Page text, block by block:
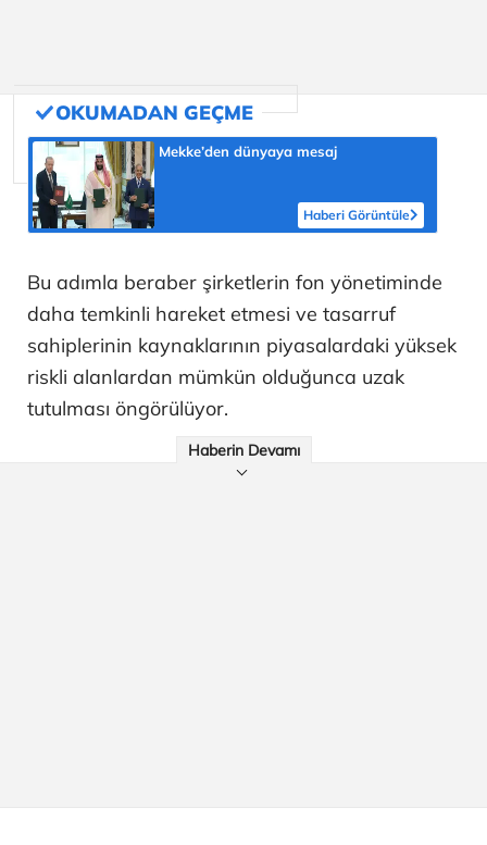
Mekke’den dünyaya mesaj
Haberi Görüntüle
Bu adımla beraber şirketlerin fon yönetiminde
daha temkinli hareket etmesi ve tasarruf
sahiplerinin kaynaklarının piyasalardaki yüksek
riskli alanlardan mümkün olduğunca uzak
tutulması öngörülüyor.
Haberin Devamı